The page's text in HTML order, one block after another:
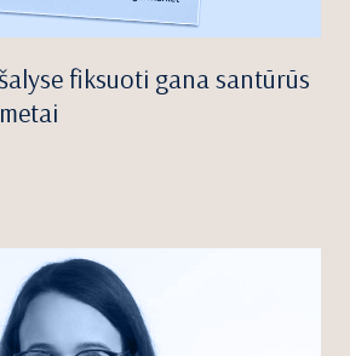
fiksuoti gana santūrūs
metai